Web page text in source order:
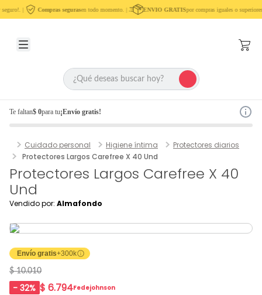
| Compras segurasen todo momento. | ENVIO GRATISpor compras iguales o superiores
Te faltan$ 0para tu¡Envío gratis!
Cuidado personal Higiene íntima
Protectores diarios
Protectores Largos Carefree X 40 Und
Protectores Largos Carefree X 40
Und
Vendido por: Almafondo
Envío gratis+300k
$ 10.010
-32% $ 6.794Fedejohnson